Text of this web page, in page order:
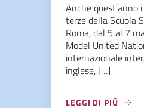
Anche quest’anno
terze della Scuola
Roma, dal 5 al 7
Model United
internazionale
inglese, […]
LEGGI DI PIÙ